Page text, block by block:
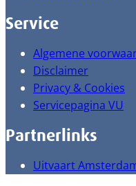
Service
Algemene
Disclaimer
Privacy & Cookies
Servicepagina VU
Partnerlinks
Uitvaart